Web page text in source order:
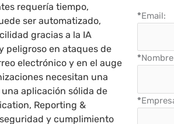
requería tiempo,
ser automatizado,
gracias a la IA
peligroso en ataques de
electrónico y en el auge
necesitan una
aplicación sólida de
Reporting &
y cumplimiento
*Email:
*
*